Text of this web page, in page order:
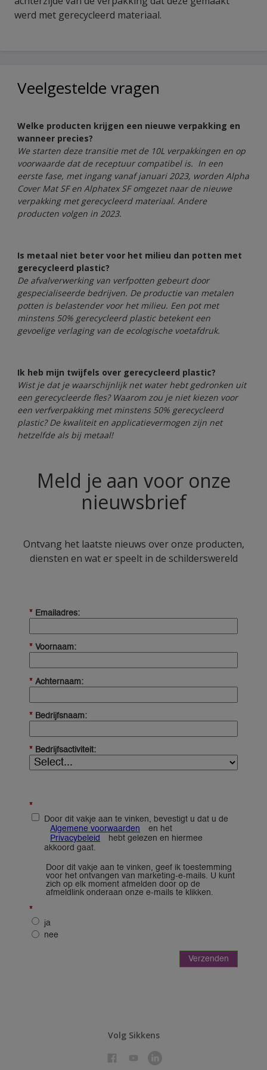
werd met gerecycleerd materiaal.
Veelgestelde vragen
Welke producten krijgen een nieuwe verpakking en
wanneer precies?
We starten deze transitie met de 10L verpakkingen en op
voorwaarde dat de receptuur compatibel is. In een
eerste fase, met ingang vanaf januari 2023, worden Alpha
Cover Mat SF en Alphatex SF omgezet naar de nieuwe
verpakking met gerecycleerd materiaal. Andere
producten volgen in 2023.
Is metaal niet beter voor het milieu dan potten met
gerecycleerd plastic?
De afvalverwerking van verfpotten gebeurt door
gespecialiseerde bedrijven. De productie van metalen
potten is belastender voor het milieu. Een pot met
minstens 50% gerecycleerd plastic betekent een
gevoelige verlaging van de ecologische voetafdruk.
Ik heb mijn twijfels over gerecycleerd plastic?
Wist je dat je waarschijnlijk net water hebt gedronken uit
een gerecycleerde fles? Waarom zou je niet kiezen voor
een verfverpakking met minstens 50% gerecycleerd
plastic? De kwaliteit en applicatievermogen zijn net
hetzelfde als bij metaal!
Meld je aan voor onze
nieuwsbrief
Ontvang het laatste nieuws over onze producten,
diensten en wat er speelt in de schilderswereld
Volg Sikkens